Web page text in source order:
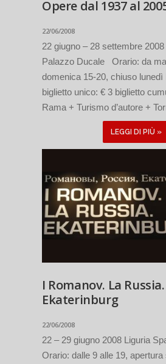
Opere dal 1937 al
22/06/2008
22 giugno – 28 settembre
Palazzo Ducale Orario: da
domenica 15-20, chiuso lunedì
biglietto unico: € 3 biglietto
Rama + Turismo d’autore +
LEGGI DI PIÙ »
I Romanov. La Russia.
Ekaterinburg
22/06/2008
22 – 29 giugno 2008 Liguria
Orario: dalle 9 alle 19, apertura